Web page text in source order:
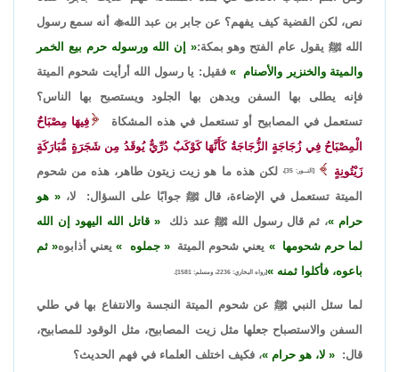
نص، لكن القضية كيف يفهم؟ عن جابر بن عبد الله أنه سمع رسول
الله ﷺ يقول عام الفتح وهو بمكة:
إن الله ورسوله حرم بيع الخمر
والميتة والخنزير والأصنام
فقيل: يا رسول الله أرأيت شحوم الميتة
فإنه يطلى بها السفن ويدهن بها الجلود ويستصبح بها الناس؟
تستعمل في المصابيح أو تستعمل في هذه المشكاة
فِيهَا مِصْبَاحٌ
الْمِصْبَاحُ فِي زُجَاجَةٍ الزُّجَاجَةُ كَأَنَّهَا كَوْكَبٌ دُرِّيٌّ يُوقَدُ مِن شَجَرَةٍ مُّبَارَكَةٍ
زَيْتُونِةٍ
[النــور: 35]،
لكن هذه ما هو زيت زيتون طاهر، هذه من شحوم
الميتة تستعمل في الإضاءة، قال ﷺ جوابًا على السؤال: لا،
هو
حرام ، ثم قال رسول الله ﷺ عند ذلك
قاتل الله اليهود إن الله
لما حرم شحومها
يعني شحوم الميتة جملوه يعني أذابوه
ثم
باعوه، فأكلوا ثمنه
[رواه البخاري: 2236، ومسلم: 1581].
لما سئل النبي ﷺ عن شحوم الميتة النجسة والانتفاع بها في طلي
السفن والاستصباح جعلها مثل زيت المصابيح، مثل الوقود للمصابيح،
قال:
لا، هو حرام ، فكيف اختلف العلماء في فهم الحديث؟